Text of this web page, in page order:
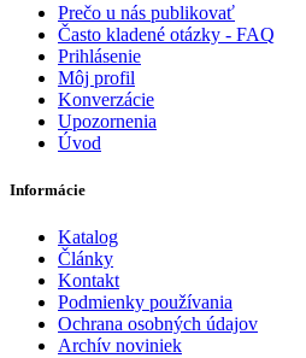
Prečo u nás publikovať
Často kladené otázky - FAQ
Prihlásenie
Môj profil
Konverzácie
Upozornenia
Úvod
Informácie
Katalog
Články
Kontakt
Podmienky používania
Ochrana osobných údajov
Archív noviniek